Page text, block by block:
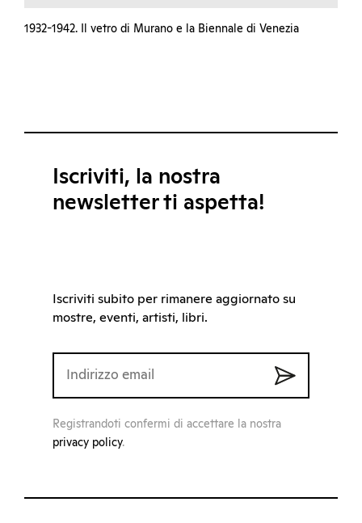
1932-1942. Il vetro di Murano e la Biennale di Venezia
Iscriviti, la nostra
newsletter ti aspetta!
Iscriviti subito per rimanere aggiornato su
mostre, eventi, artisti, libri.
Registrandoti confermi di accettare la nostra
privacy policy.